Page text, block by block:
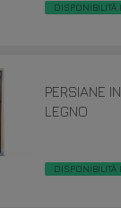
DISPONIBILITÀ
PERSIANE
LEGNO
DISPONIBILITÀ